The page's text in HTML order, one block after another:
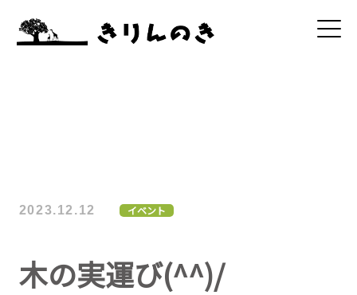
2023.12.12 イベント
木の実運び(^^)/